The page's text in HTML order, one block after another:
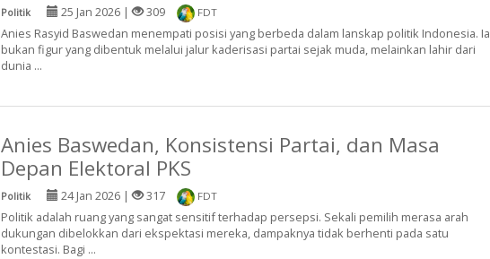
Politik 25 Jan 2026 | 309 FDT
Anies Rasyid Baswedan menempati posisi yang berbeda dalam lanskap politik Indonesia. Ia
bukan figur yang dibentuk melalui jalur kaderisasi partai sejak muda, melainkan lahir dari
dunia ...
Anies Baswedan, Konsistensi Partai, dan Masa
Depan Elektoral PKS
Politik 24 Jan 2026 | 317 FDT
Politik adalah ruang yang sangat sensitif terhadap persepsi. Sekali pemilih merasa arah
dukungan dibelokkan dari ekspektasi mereka, dampaknya tidak berhenti pada satu
kontestasi. Bagi ...